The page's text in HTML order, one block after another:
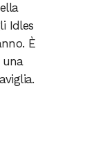
Idles
È
una